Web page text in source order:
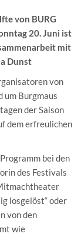
von BURG
20. Juni ist
mit
Dunst
von
um Burgmaus
der Saison
dem erfreulichen
bei den
des Festivals
losgelöst“ oder
von den
wie